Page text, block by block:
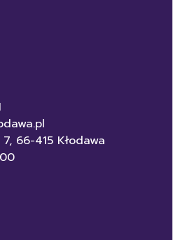
66-415 Kłodawa